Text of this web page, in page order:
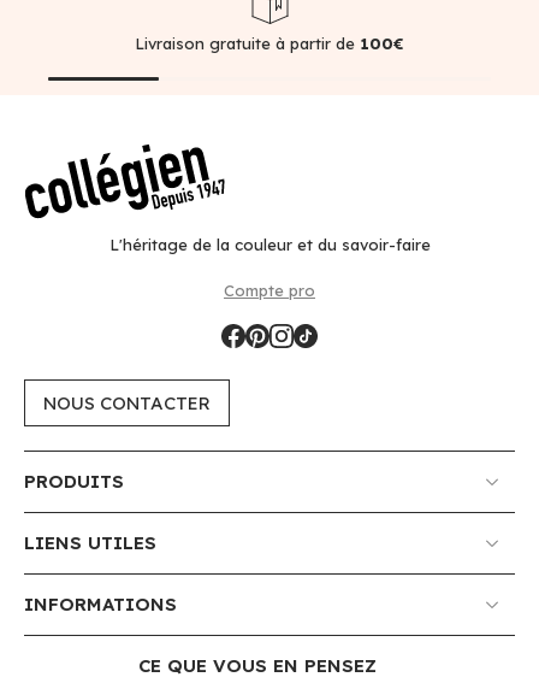
Livraison gratuite à partir de 100€
L'héritage de la couleur et du savoir-faire
Compte pro
NOUS CONTACTER
PRODUITS
LIENS UTILES
INFORMATIONS
CE QUE VOUS EN PENSEZ